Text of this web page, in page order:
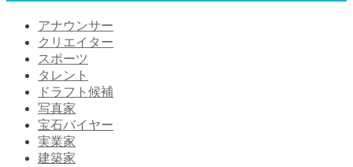
アナウンサー
クリエイター
スポーツ
タレント
ドラフト候補
写真家
宝石バイヤー
実業家
建築家